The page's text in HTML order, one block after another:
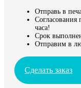
Отправь в
Согласования
часа!
Срок
Отправим в
Сделать заказ